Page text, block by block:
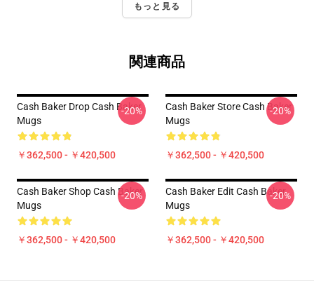
もっと見る
関連商品
Cash Baker Drop Cash Baker
Mugs
￥362,500 - ￥420,500
-20%
Cash Baker Store Cash Baker
Mugs
￥362,500 - ￥420,500
-20%
Cash Baker Shop Cash Baker
Mugs
￥362,500 - ￥420,500
-20%
Cash Baker Edit Cash Baker
Mugs
￥362,500 - ￥420,500
-20%